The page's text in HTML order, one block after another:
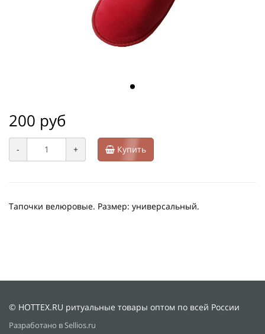
200 руб
- + Купить
Тапочки велюровые. Размер: универсальный.
© HOTTEX.RU ритуальные товары оптом по всей России
Разработано в Sellios.ru